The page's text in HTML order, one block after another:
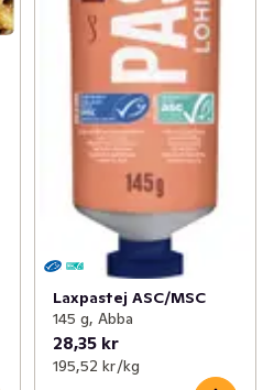
Laxpastej ASC/MSC
145 g, Abba
28,35 kr
195,52 kr /kg